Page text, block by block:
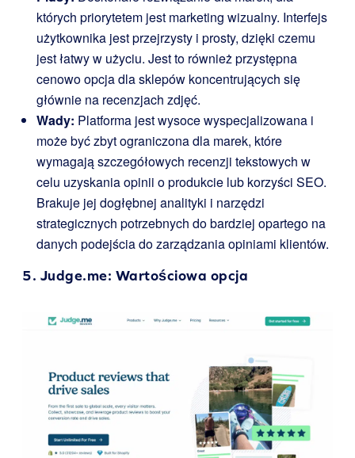
których priorytetem jest marketing wizualny. Interfejs
użytkownika jest przejrzysty i prosty, dzięki czemu
jest łatwy w użyciu. Jest to również przystępna
cenowo opcja dla sklepów koncentrujących się
głównie na recenzjach zdjęć.
Wady: Platforma jest wysoce wyspecjalizowana i
może być zbyt ograniczona dla marek, które
wymagają szczegółowych recenzji tekstowych w
celu uzyskania opinii o produkcie lub korzyści SEO.
Brakuje jej dogłębnej analityki i narzędzi
strategicznych potrzebnych do bardziej opartego na
danych podejścia do zarządzania opiniami klientów.
5. Judge.me: Wartościowa opcja